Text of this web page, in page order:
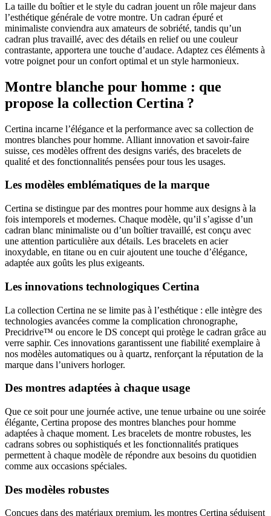
La taille du boîtier et le style du cadran jouent un rôle majeur dans
l’esthétique générale de votre montre. Un cadran épuré et
minimaliste conviendra aux amateurs de sobriété, tandis qu’un
cadran plus travaillé, avec des détails en relief ou une couleur
contrastante, apportera une touche d’audace. Adaptez ces éléments à
votre poignet pour un confort optimal et un style harmonieux.
Montre blanche pour homme : que
propose la collection Certina ?
Certina incarne l’élégance et la performance avec sa collection de
montres blanches pour homme. Alliant innovation et savoir-faire
suisse, ces modèles offrent des designs variés, des bracelets de
qualité et des fonctionnalités pensées pour tous les usages.
Les modèles emblématiques de la marque
Certina se distingue par des montres pour homme aux designs à la
fois intemporels et modernes. Chaque modèle, qu’il s’agisse d’un
cadran blanc minimaliste ou d’un boîtier travaillé, est conçu avec
une attention particulière aux détails. Les bracelets en acier
inoxydable, en titane ou en cuir ajoutent une touche d’élégance,
adaptée aux goûts les plus exigeants.
Les innovations technologiques Certina
La collection Certina ne se limite pas à l’esthétique : elle intègre des
technologies avancées comme la complication chronographe,
Precidrive™ ou encore le DS concept qui protège le cadran grâce au
verre saphir. Ces innovations garantissent une fiabilité exemplaire à
nos modèles automatiques ou à quartz, renforçant la réputation de la
marque dans l’univers horloger.
Des montres adaptées à chaque usage
Que ce soit pour une journée active, une tenue urbaine ou une soirée
élégante, Certina propose des montres blanches pour homme
adaptées à chaque moment. Les bracelets de montre robustes, les
cadrans sobres ou sophistiqués et les fonctionnalités pratiques
permettent à chaque modèle de répondre aux besoins du quotidien
comme aux occasions spéciales.
Des modèles robustes
Conçues dans des matériaux premium, les montres Certina séduisent